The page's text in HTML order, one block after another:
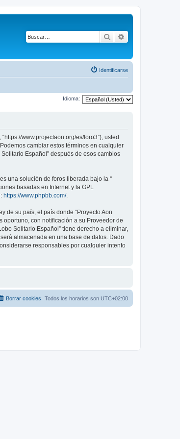
Buscar
Identificarse
Idioma:
www.projectaon.org/es/foro3”), usted
cambiar estos términos en cualquier
Español” después de esos cambios
una solución de foros liberada bajo la “
basadas en Internet y la GPL
https://www.phpbb.com/.
de su país, el país donde “Proyecto Aon
oportuno, con notificación a su Proveedor de
Solitario Español” tiene derecho a eliminar,
almacenada en una base de datos. Dado
responsables por cualquier intento
Todos los horarios son UTC+02:00
Borrar cookies